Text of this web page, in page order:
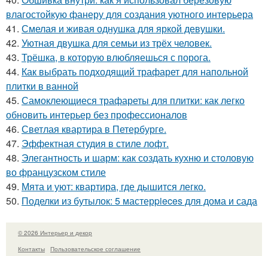
влагостойкую фанеру для создания уютного интерьера
41. Смелая и живая однушка для яркой девушки.
42. Уютная двушка для семьи из трёх человек.
43. Трёшка, в которую влюбляешься с порога.
44. Как выбрать подходящий трафарет для напольной
плитки в ванной
45. Самоклеющиеся трафареты для плитки: как легко
обновить интерьер без профессионалов
46. Светлая квартира в Петербурге.
47. Эффектная студия в стиле лофт.
48. Элегантность и шарм: как создать кухню и столовую
во французском стиле
49. Мята и уют: квартира, где дышится легко.
50. Поделки из бутылок: 5 мастерpieces для дома и сада
© 2026 Интерьер и декор
Контакты
Пользовательское соглашение